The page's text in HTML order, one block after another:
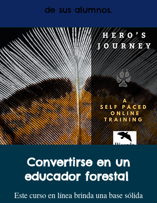
de sus alumnos.
Convertirse en un
educador forestal
Este curso en línea brinda una base sólida